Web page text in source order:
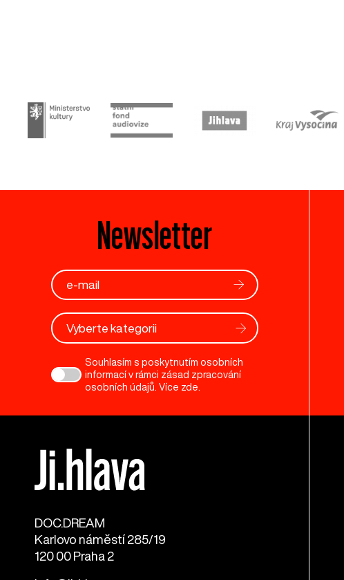
Newsletter
Vyberte kategorii
Souhlasím s poskytnutím osobních
informací v rámci zásad zpracování
osobních údajů. Více zde
DOC.DREAM​
Karlovo náměstí 285/19
120 00 Praha 2